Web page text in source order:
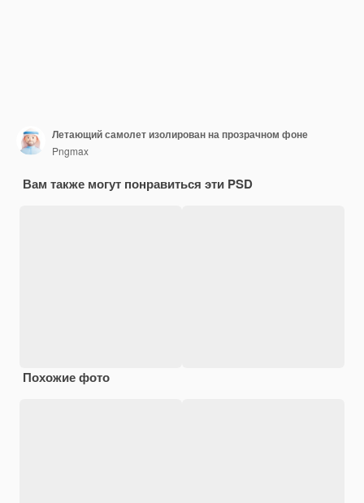
Летающий самолет изолирован на прозрачном фоне
Pngmax
Вам также могут понравиться эти PSD
Похожие фото